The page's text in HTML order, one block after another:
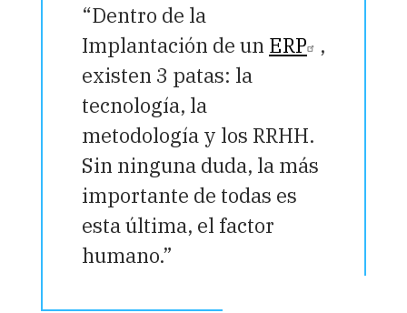
“Dentro de la
Implantación de un ERP ,
existen 3 patas: la
tecnología, la
metodología y los RRHH.
Sin ninguna duda, la más
importante de todas es
esta última, el factor
humano.”